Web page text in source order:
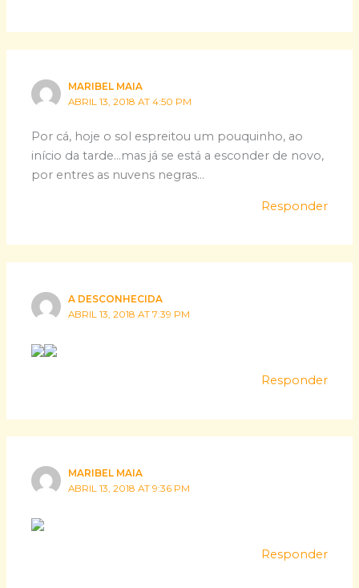
MARIBEL MAIA
ABRIL 13, 2018 AT 4:50 PM
Por cá, hoje o sol espreitou um pouquinho, ao
início da tarde…mas já se está a esconder de novo,
por entres as nuvens negras…
Responder
A DESCONHECIDA
ABRIL 13, 2018 AT 7:39 PM
Responder
MARIBEL MAIA
ABRIL 13, 2018 AT 9:36 PM
Responder